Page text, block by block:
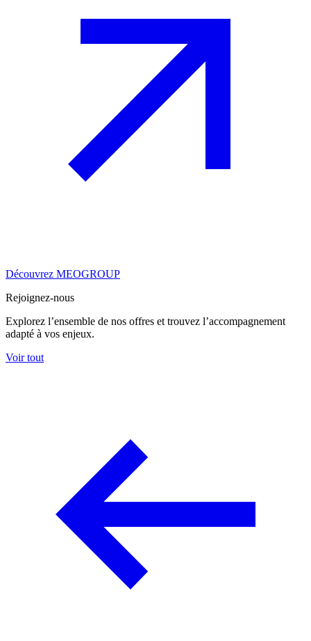
Découvrez MEOGROUP
Rejoignez-nous
Explorez l’ensemble de nos offres et trouvez l’accompagnement
adapté à vos enjeux.
Voir tout